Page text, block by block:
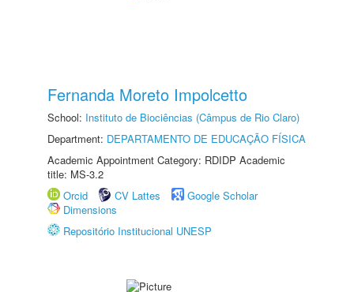
Fernanda Moreto Impolcetto
School: Instituto de Biociências (Câmpus de Rio Claro)
Department: DEPARTAMENTO DE EDUCAÇÃO FÍSICA
Academic Appointment Category: RDIDP Academic
title: MS-3.2
Orcid
CV Lattes
Google Scholar
Dimensions
Repositório Institucional UNESP